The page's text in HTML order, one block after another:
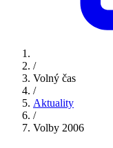
/
Volný čas
/
Aktuality
/
Volby 2006